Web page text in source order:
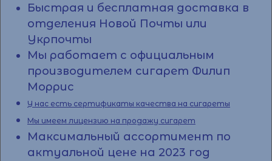
Быстрая и бесплатная доставка в
отделения Новой Почты или
Укрпочты
Мы работает с официальным
производителем сигарет Филип
Моррис
У нас есть сертификаты качества на сигареты
Мы имеем лицензию на продажу сигарет
Максимальный ассортимент по
актуальной цене на 2023 год